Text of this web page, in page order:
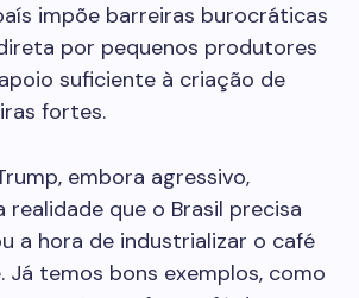
impõe barreiras burocráticas
por pequenos produtores
suficiente à criação de
fortes.
embora agressivo,
realidade que o Brasil precisa
a hora de industrializar o café
Já temos bons exemplos, como